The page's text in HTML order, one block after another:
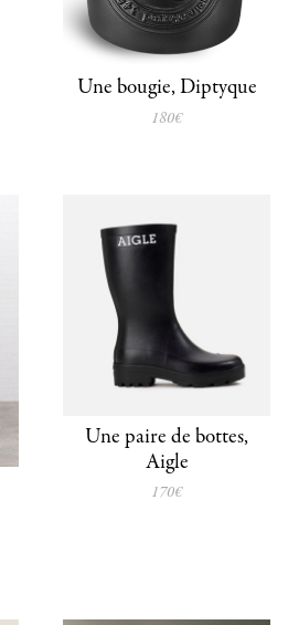
Une bougie, Diptyque
180€
Une paire de bottes,
Aigle
170€